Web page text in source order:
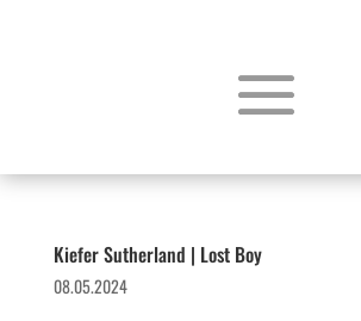
Kiefer Sutherland | Lost Boy
08.05.2024